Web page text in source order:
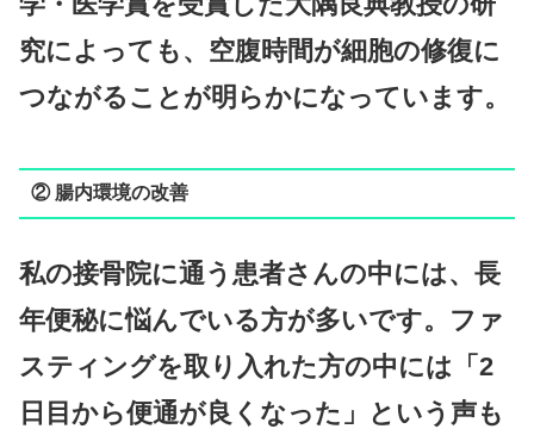
究によっても、空腹時間が細胞の修復に
つながることが明らかになっています。
② 腸内環境の改善
私の接骨院に通う患者さんの中には、長
年便秘に悩んでいる方が多いです。ファ
スティングを取り入れた方の中には「2
日目から便通が良くなった」という声も